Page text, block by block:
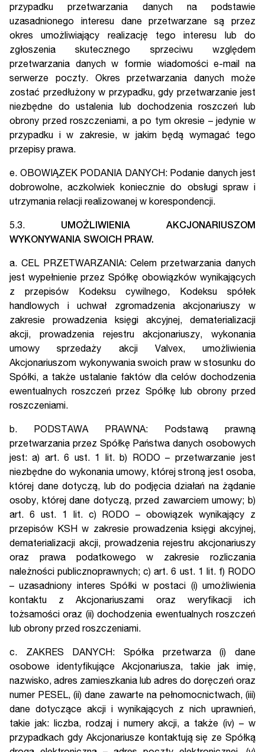
przypadku przetwarzania danych na podstawie
uzasadnionego interesu dane przetwarzane są przez
okres umożliwiający realizację tego interesu lub do
zgłoszenia skutecznego sprzeciwu względem
przetwarzania danych w formie wiadomości e-mail na
serwerze poczty. Okres przetwarzania danych może
zostać przedłużony w przypadku, gdy przetwarzanie jest
niezbędne do ustalenia lub dochodzenia roszczeń lub
obrony przed roszczeniami, a po tym okresie – jedynie w
przypadku i w zakresie, w jakim będą wymagać tego
przepisy prawa.
e. OBOWIĄZEK PODANIA DANYCH: Podanie danych jest
dobrowolne, aczkolwiek koniecznie do obsługi spraw i
utrzymania relacji realizowanej w korespondencji.
5.3. UMOŻLIWIENIA AKCJONARIUSZOM
WYKONYWANIA SWOICH PRAW.
a. CEL PRZETWARZANIA: Celem przetwarzania danych
jest wypełnienie przez Spółkę obowiązków wynikających
z przepisów Kodeksu cywilnego, Kodeksu spółek
handlowych i uchwał zgromadzenia akcjonariuszy w
zakresie prowadzenia księgi akcyjnej, dematerializacji
akcji, prowadzenia rejestru akcjonariuszy, wykonania
umowy sprzedaży akcji Valvex, umożliwienia
Akcjonariuszom wykonywania swoich praw w stosunku do
Spółki, a także ustalanie faktów dla celów dochodzenia
ewentualnych roszczeń przez Spółkę lub obrony przed
roszczeniami.
b. PODSTAWA PRAWNA: Podstawą prawną
przetwarzania przez Spółkę Państwa danych osobowych
jest: a) art. 6 ust. 1 lit. b) RODO – przetwarzanie jest
niezbędne do wykonania umowy, której stroną jest osoba,
której dane dotyczą, lub do podjęcia działań na żądanie
osoby, której dane dotyczą, przed zawarciem umowy; b)
art. 6 ust. 1 lit. c) RODO – obowiązek wynikający z
przepisów KSH w zakresie prowadzenia księgi akcyjnej,
dematerializacji akcji, prowadzenia rejestru akcjonariuszy
oraz prawa podatkowego w zakresie rozliczania
należności publicznoprawnych; c) art. 6 ust. 1 lit. f) RODO
– uzasadniony interes Spółki w postaci (i) umożliwienia
kontaktu z Akcjonariuszami oraz weryfikacji ich
tożsamości oraz (ii) dochodzenia ewentualnych roszczeń
lub obrony przed roszczeniami.
c. ZAKRES DANYCH: Spółka przetwarza (i) dane
osobowe identyfikujące Akcjonariusza, takie jak imię,
nazwisko, adres zamieszkania lub adres do doręczeń oraz
numer PESEL, (ii) dane zawarte na pełnomocnictwach, (iii)
dane dotyczące akcji i wynikających z nich uprawnień,
takie jak: liczba, rodzaj i numery akcji, a także (iv) – w
przypadkach gdy Akcjonariusze kontaktują się ze Spółką